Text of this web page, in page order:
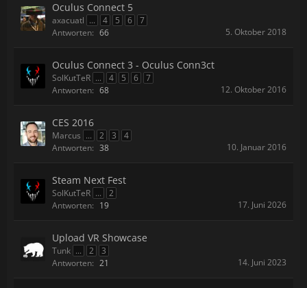
Oculus Connect 5
axacuatl ... 4 5 6
7
Antworten: 66 5. Oktober 2018
Oculus Connect 3 - Oculus Conn3ct
SolKutTeR ... 4 5 6
7
Antworten: 68 12. Oktober 2016
CES 2016
Marcus ... 2 3
4
Antworten: 38 10. Januar 2016
Steam Next Fest
SolKutTeR ...
2
Antworten: 19 17. Juni 2026
Upload VR Showcase
Tunk ... 2
3
Antworten: 21 14. Juni 2023